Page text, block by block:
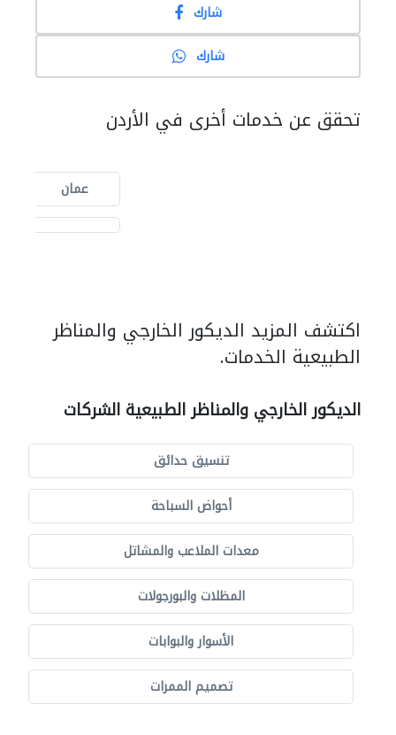
شارك
شارك
تحقق عن خدمات أخرى في الأردن
عمان
اكتشف المزيد الديكور الخارجي والمناظر
الطبيعية الخدمات.
الديكور الخارجي والمناظر الطبيعية الشركات
تنسيق حدائق
أحواض السباحة
معدات الملاعب والمشاتل
المظلات والبورجولات
الأسوار والبوابات
تصميم الممرات